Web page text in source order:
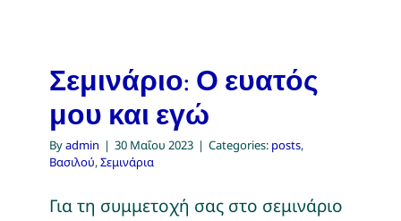
Σεμινάριο: Ο ευατός
μου και εγώ
Byadmin | 30 Μαΐου 2023 | Categories: posts,
Βασιλού,Σεμινάρια
Για τη συμμετοχή σας στο σεμινάριο